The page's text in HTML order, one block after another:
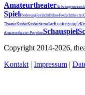
Amateurtheater
SpielFörderungFreilichtbühneFreilichttheater
TheaterKinderKinderdarstellerKindergruppe
Amateurtheater. ProjekteSchauspiel
Copyright 2014-2026,
Kontakt | Impressum |